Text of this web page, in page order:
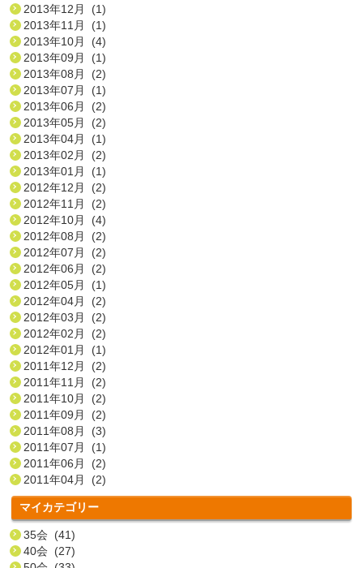
2013年12月 (1)
2013年11月 (1)
2013年10月 (4)
2013年09月 (1)
2013年08月 (2)
2013年07月 (1)
2013年06月 (2)
2013年05月 (2)
2013年04月 (1)
2013年02月 (2)
2013年01月 (1)
2012年12月 (2)
2012年11月 (2)
2012年10月 (4)
2012年08月 (2)
2012年07月 (2)
2012年06月 (2)
2012年05月 (1)
2012年04月 (2)
2012年03月 (2)
2012年02月 (2)
2012年01月 (1)
2011年12月 (2)
2011年11月 (2)
2011年10月 (2)
2011年09月 (2)
2011年08月 (3)
2011年07月 (1)
2011年06月 (2)
2011年04月 (2)
マイカテゴリー
35会 (41)
40会 (27)